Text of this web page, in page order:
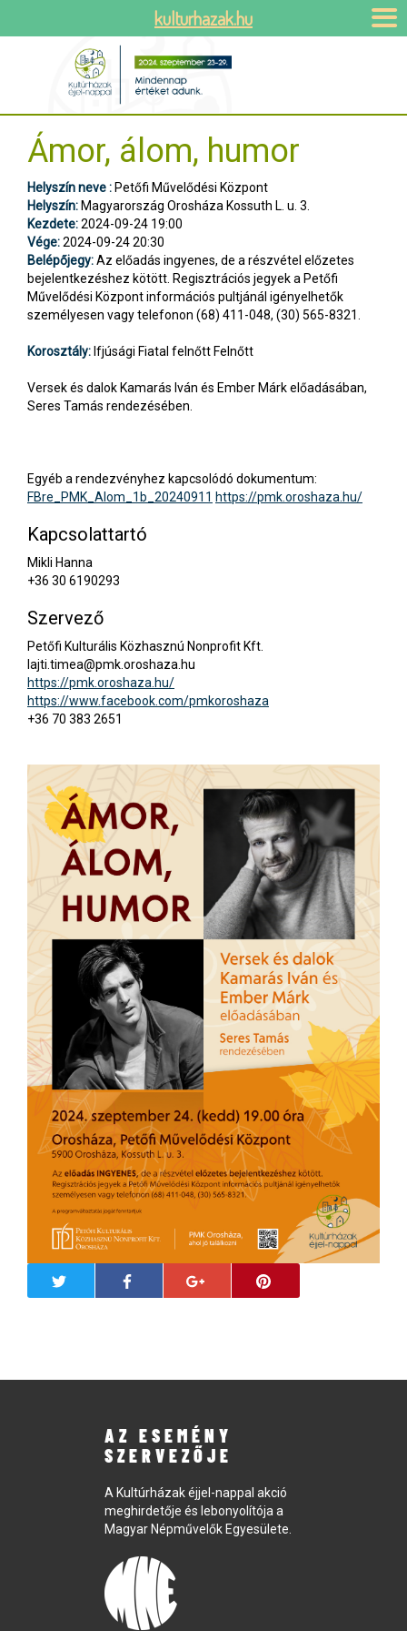
Ámor, álom, humor
Helyszín neve : Petőfi Művelődési Központ
Helyszín: Magyarország Orosháza Kossuth L. u. 3.
Kezdete:2024-09-24 19:00
Vége:2024-09-24 20:30
Belépőjegy:Az előadás ingyenes, de a részvétel előzetes
bejelentkezéshez kötött. Regisztrációs jegyek a Petőfi
Művelődési Központ információs pultjánál igényelhetők
személyesen vagy telefonon (68) 411-048, (30) 565-8321.
Korosztály: Ifjúsági Fiatal felnőtt Felnőtt
Versek és dalok Kamarás Iván és Ember Márk előadásában,
Seres Tamás rendezésében.
Egyéb a rendezvényhez kapcsolódó dokumentum:
FBre_PMK_Alom_1b_20240911 https://pmk.oroshaza.hu/
Kapcsolattartó
Mikli Hanna
+36 30 6190293
Szervező
Petőfi Kulturális Közhasznú Nonprofit Kft.
lajti.timea@pmk.oroshaza.hu
https://pmk.oroshaza.hu/
https://www.facebook.com/pmkoroshaza
+36 70 383 2651
AZ ESEMÉNY
SZERVEZŐJE
A Kultúrházak éjjel-nappal akció
meghirdetője és lebonyolítója a
Magyar Népművelők Egyesülete.
kulturhazak.hu